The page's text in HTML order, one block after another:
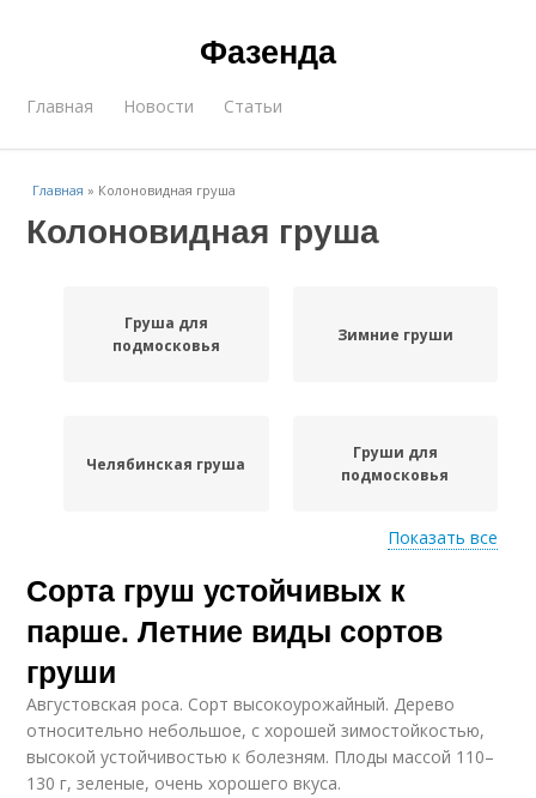
Фазенда
Главная Новости Статьи
Главная » Колоновидная груша
Колоновидная груша
Груша для
подмосковья
Зимние груши
Челябинская груша
Груши для
подмосковья
Груши для северных
регионов
Показать все
Сорта груш устойчивых к
парше. Летние виды сортов
груши
Августовская роса. Сорт высокоурожайный. Дерево
относительно небольшое, с хорошей зимостойкостью,
высокой устойчивостью к болезням. Плоды массой 110–
130 г, зеленые, очень хорошего вкуса.